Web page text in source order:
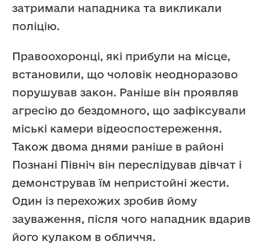
затримали нападника та викликали
поліцію.
Правоохоронці, які прибули на місце,
встановили, що чоловік неодноразово
порушував закон. Раніше він проявляв
агресію до бездомного, що зафіксували
міські камери відеоспостереження.
Також двома днями раніше в районі
Познані Північ він переслідував дівчат і
демонстрував їм непристойні жести.
Один із перехожих зробив йому
зауваження, після чого нападник вдарив
його кулаком в обличчя.